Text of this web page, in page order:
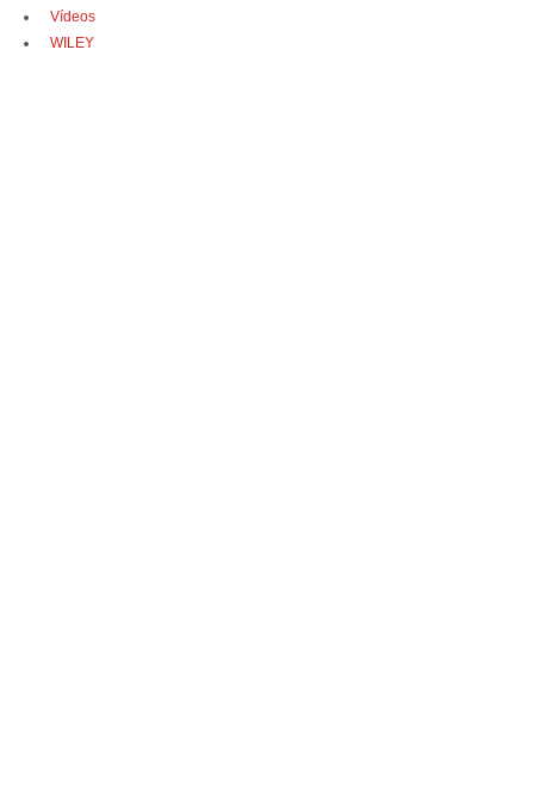
Vídeos
WILEY